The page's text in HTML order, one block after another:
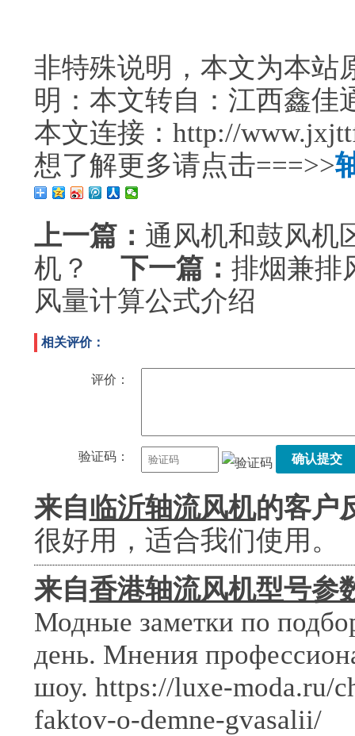
非特殊说明，本文为本站
明：本文转自：江西鑫佳
本文连接：http://
想了解更多请点击===>>
上一篇： 通风机和鼓风机
机？
下一篇： 排烟兼排
风量计算公式介绍
相关评价：
评价：
验证码： 确认提交
来自临沂轴流风机的客户
很好用，适合我们使用。
来自香港轴流风机型号参
Модные заметки по
день. Мнения
шоу. https://luxe-moda.ru/
faktov-o-demne-gvasalii/